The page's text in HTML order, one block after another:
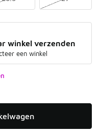
winkel verzenden
een winkel